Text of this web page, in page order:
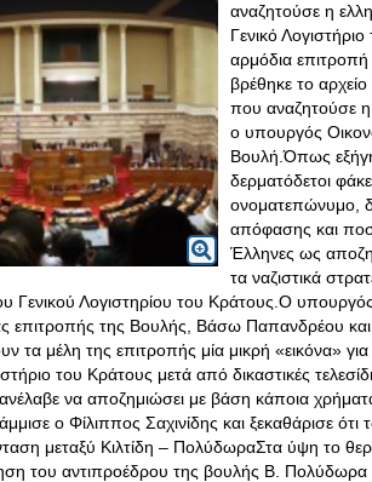
αναζητούσε η
Γενικό
αρμόδια
βρέθηκε το αρχείο
που αναζητούσε
ο υπουργός
Βουλή.Όπως
δερματόδετοι
ονοματεπώνυμο,
απόφασης και
Έλληνες ως
τα ναζιστικά
Γενικού Λογιστηρίου του Κράτους.Ο
επιτροπής της Βουλής, Βάσω Παπανδρέου και
τα μέλη της επιτροπής μία μικρή «εικόνα»
του Κράτους μετά από δικαστικές
ανέλαβε να αποζημιώσει με βάση κάποια
ο Φίλιππος Σαχινίδης και ξεκαθάρισε
μεταξύ Κιλτίδη – ΠολύδωραΣτα ύψη το
του αντιπροέδρου της βουλής Β.